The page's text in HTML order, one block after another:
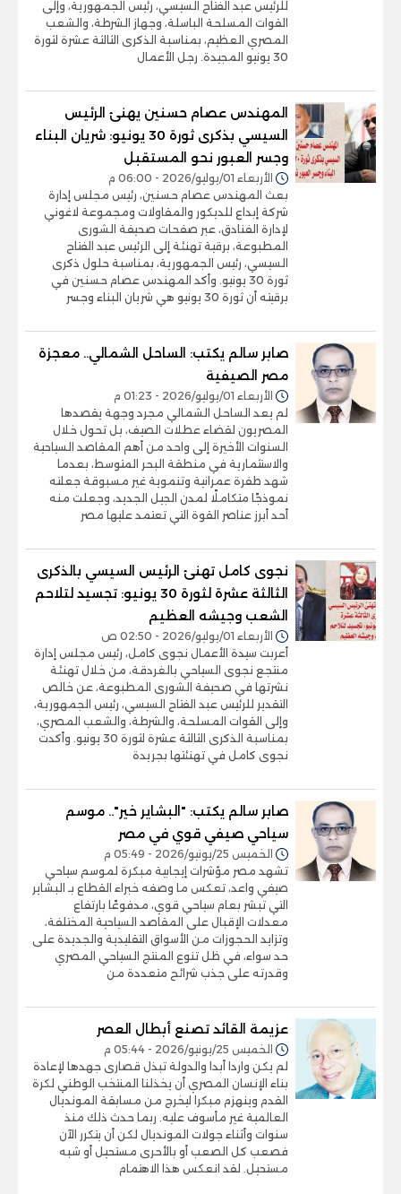
للرئيس عبد الفتاح السيسي، رئيس الجمهورية، وإلى
القوات المسلحة الباسلة، وجهاز الشرطة، والشعب
المصري العظيم، بمناسبة الذكرى الثالثة عشرة لثورة
30 يونيو المجيدة. رجل الأعمال
المهندس عصام حسنين يهنئ الرئيس
السيسي بذكرى ثورة 30 يونيو: شريان البناء
وجسر العبور نحو المستقبل
الأربعاء 01/يوليو/2026 - 06:00 م
بعث المهندس عصام حسنين، رئيس مجلس إدارة
شركة إبداع للديكور والمقاولات ومجموعة لاغوني
لإدارة الفنادق، عبر صفحات صحيفة الشورى
المطبوعة، برقية تهنئة إلى الرئيس عبد الفتاح
السيسي، رئيس الجمهورية، بمناسبة حلول ذكرى
ثورة 30 يونيو. وأكد المهندس عصام حسنين في
برقيته أن ثورة 30 يونيو هي شريان البناء وجسر
صابر سالم يكتب: الساحل الشمالي.. معجزة
مصر الصيفية
الأربعاء 01/يوليو/2026 - 01:23 م
لم يعد الساحل الشمالي مجرد وجهة يقصدها
المصريون لقضاء عطلات الصيف، بل تحول خلال
السنوات الأخيرة إلى واحد من أهم المقاصد السياحية
والاستثمارية في منطقة البحر المتوسط، بعدما
شهد طفرة عمرانية وتنموية غير مسبوقة جعلته
نموذجًا متكاملًا لمدن الجيل الجديد، وجعلت منه
أحد أبرز عناصر القوة التي تعتمد عليها مصر
نجوى كامل تهنئ الرئيس السيسي بالذكرى
الثالثة عشرة لثورة 30 يونيو: تجسيد لتلاحم
الشعب وجيشه العظيم
الأربعاء 01/يوليو/2026 - 02:50 ص
أعربت سيدة الأعمال نجوى كامل، رئيس مجلس إدارة
منتجع نجوى السياحي بالغردقة، من خلال تهنئة
نشرتها في صحيفة الشورى المطبوعة، عن خالص
التقدير للرئيس عبد الفتاح السيسي، رئيس الجمهورية،
وإلى القوات المسلحة، والشرطة، والشعب المصري،
بمناسبة الذكرى الثالثة عشرة لثورة 30 يونيو. وأكدت
نجوى كامل في تهنئتها بجريدة
صابر سالم يكتب: "البشاير خير".. موسم
سياحي صيفي قوي في مصر
الخميس 25/يونيو/2026 - 05:49 م
تشهد مصر مؤشرات إيجابية مبكرة لموسم سياحي
صيفي واعد، تعكس ما وصفه خبراء القطاع بـ البشاير
التي تبشر بعام سياحي قوي، مدفوعًا بارتفاع
معدلات الإقبال على المقاصد السياحية المختلفة،
وتزايد الحجوزات من الأسواق التقليدية والجديدة على
حد سواء، في ظل تنوع المنتج السياحي المصري
وقدرته على جذب شرائح متعددة من
عزيمة القائد تصنع أبطال العصر
الخميس 25/يونيو/2026 - 05:44 م
لم يكن واردا أبدا والدولة تبذل قصارى جهدها لإعادة
بناء الإنسان المصري أن يخذلنا المنتخب الوطني لكرة
القدم وينهزم مبكرا ليخرج من مسابقة المونديال
العالمية غير مأسوف عليه. ربما حدث ذلك منذ
سنوات وأثناء جولات المونديال لكن أن يتكرر الآن
فصعب كل الصعب أو بالأحرى مستحيل أو شبه
مستحيل. لقد انعكس هذا الاهتمام